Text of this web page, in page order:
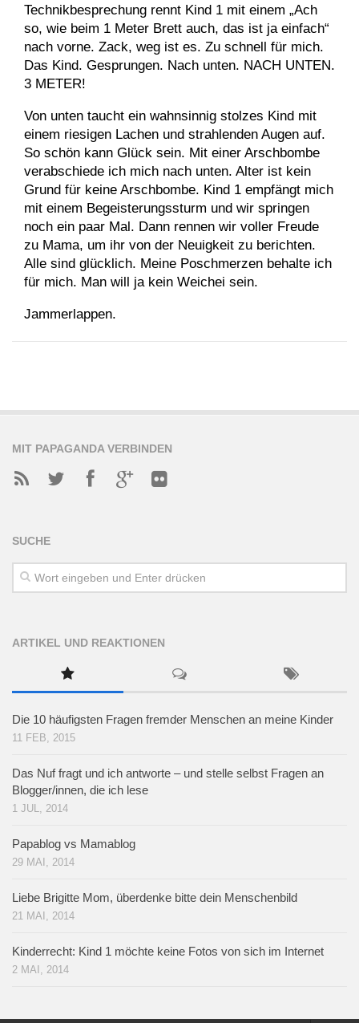
Technikbesprechung rennt Kind 1 mit einem „Ach
so, wie beim 1 Meter Brett auch, das ist ja einfach“
nach vorne. Zack, weg ist es. Zu schnell für mich.
Das Kind. Gesprungen. Nach unten. NACH UNTEN.
3 METER!
Von unten taucht ein wahnsinnig stolzes Kind mit
einem riesigen Lachen und strahlenden Augen auf.
So schön kann Glück sein. Mit einer Arschbombe
verabschiede ich mich nach unten. Alter ist kein
Grund für keine Arschbombe. Kind 1 empfängt mich
mit einem Begeisterungssturm und wir springen
noch ein paar Mal. Dann rennen wir voller Freude
zu Mama, um ihr von der Neuigkeit zu berichten.
Alle sind glücklich. Meine Poschmerzen behalte ich
für mich. Man will ja kein Weichei sein.
Jammerlappen.
MIT PAPAGANDA VERBINDEN
SUCHE
ARTIKEL UND REAKTIONEN
Die 10 häufigsten Fragen fremder Menschen an meine Kinder
11 FEB, 2015
Das Nuf fragt und ich antworte – und stelle selbst Fragen an
Blogger/innen, die ich lese
1 JUL, 2014
Papablog vs Mamablog
29 MAI, 2014
Liebe Brigitte Mom, überdenke bitte dein Menschenbild
21 MAI, 2014
Kinderrecht: Kind 1 möchte keine Fotos von sich im Internet
2 MAI, 2014